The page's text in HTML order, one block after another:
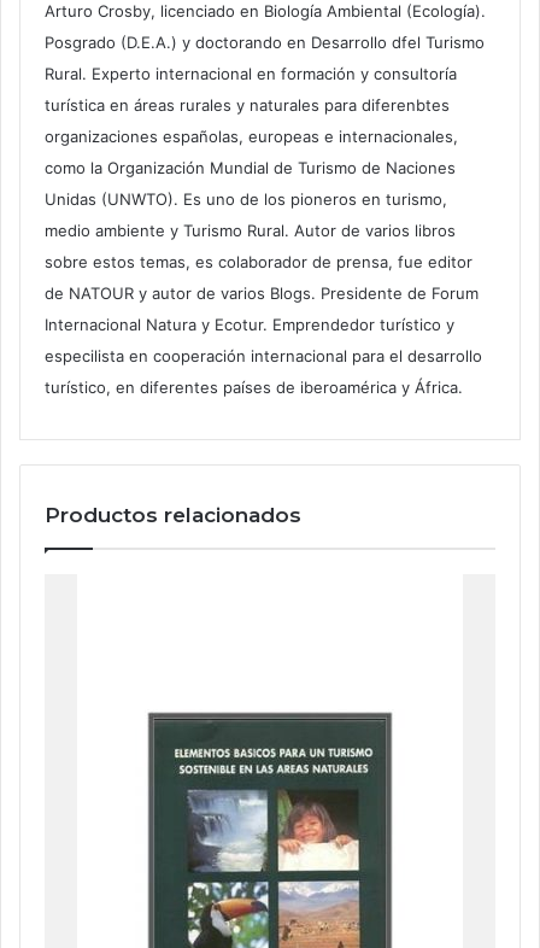
Arturo Crosby, licenciado en Biología Ambiental (Ecología).
Posgrado (D.E.A.) y doctorando en Desarrollo dfel Turismo
Rural. Experto internacional en formación y consultoría
turística en áreas rurales y naturales para diferenbtes
organizaciones españolas, europeas e internacionales,
como la Organización Mundial de Turismo de Naciones
Unidas (UNWTO). Es uno de los pioneros en turismo,
medio ambiente y Turismo Rural. Autor de varios libros
sobre estos temas, es colaborador de prensa, fue editor
de NATOUR y autor de varios Blogs. Presidente de Forum
Internacional Natura y Ecotur. Emprendedor turístico y
especilista en cooperación internacional para el desarrollo
turístico, en diferentes países de iberoamérica y África.
Productos relacionados